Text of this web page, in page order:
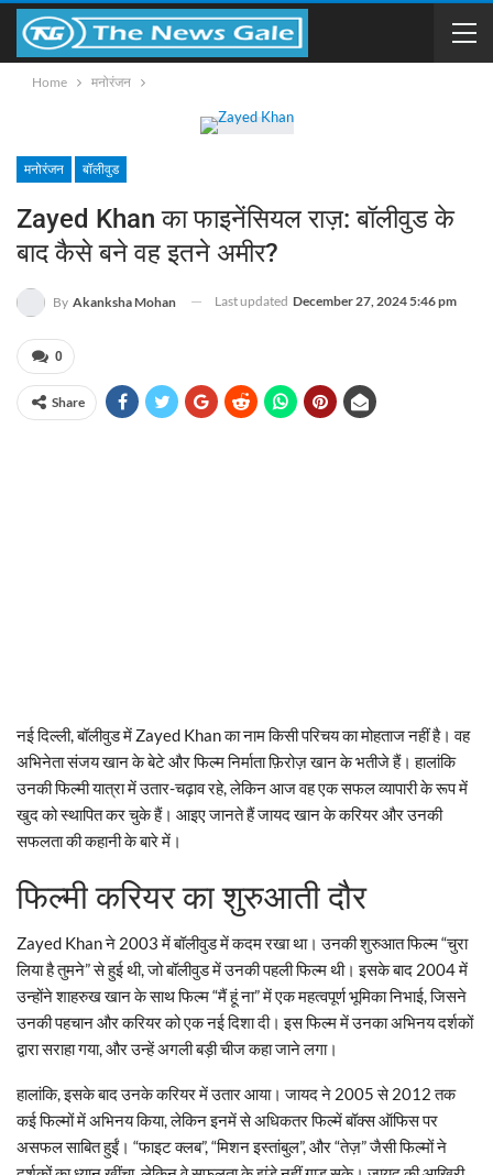
Home मनोरंजन
मनोरंजन बॉलीवुड
Zayed Khan का फाइनेंसियल राज़: बॉलीवुड के
बाद कैसे बने वह इतने अमीर?
By Akanksha Mohan Last updated December 27, 2024 5:46 pm
0
Share
नई दिल्ली, बॉलीवुड में Zayed Khan का नाम किसी परिचय का मोहताज नहीं है। वह
अभिनेता संजय खान के बेटे और फिल्म निर्माता फ़िरोज़ खान के भतीजे हैं। हालांकि
उनकी फिल्मी यात्रा में उतार-चढ़ाव रहे, लेकिन आज वह एक सफल व्यापारी के रूप में
खुद को स्थापित कर चुके हैं। आइए जानते हैं जायद खान के करियर और उनकी
सफलता की कहानी के बारे में।
फिल्मी करियर का शुरुआती दौर
Zayed Khan ने 2003 में बॉलीवुड में कदम रखा था। उनकी शुरुआत फिल्म “चुरा
लिया है तुमने” से हुई थी, जो बॉलीवुड में उनकी पहली फिल्म थी। इसके बाद 2004 में
उन्होंने शाहरुख खान के साथ फिल्म “मैं हूं ना” में एक महत्वपूर्ण भूमिका निभाई, जिसने
उनकी पहचान और करियर को एक नई दिशा दी। इस फिल्म में उनका अभिनय दर्शकों
द्वारा सराहा गया, और उन्हें अगली बड़ी चीज कहा जाने लगा।
हालांकि, इसके बाद उनके करियर में उतार आया। जायद ने 2005 से 2012 तक
कई फिल्मों में अभिनय किया, लेकिन इनमें से अधिकतर फिल्में बॉक्स ऑफिस पर
असफल साबित हुईं। “फाइट क्लब”, “मिशन इस्तांबुल”, और “तेज़” जैसी फिल्मों ने